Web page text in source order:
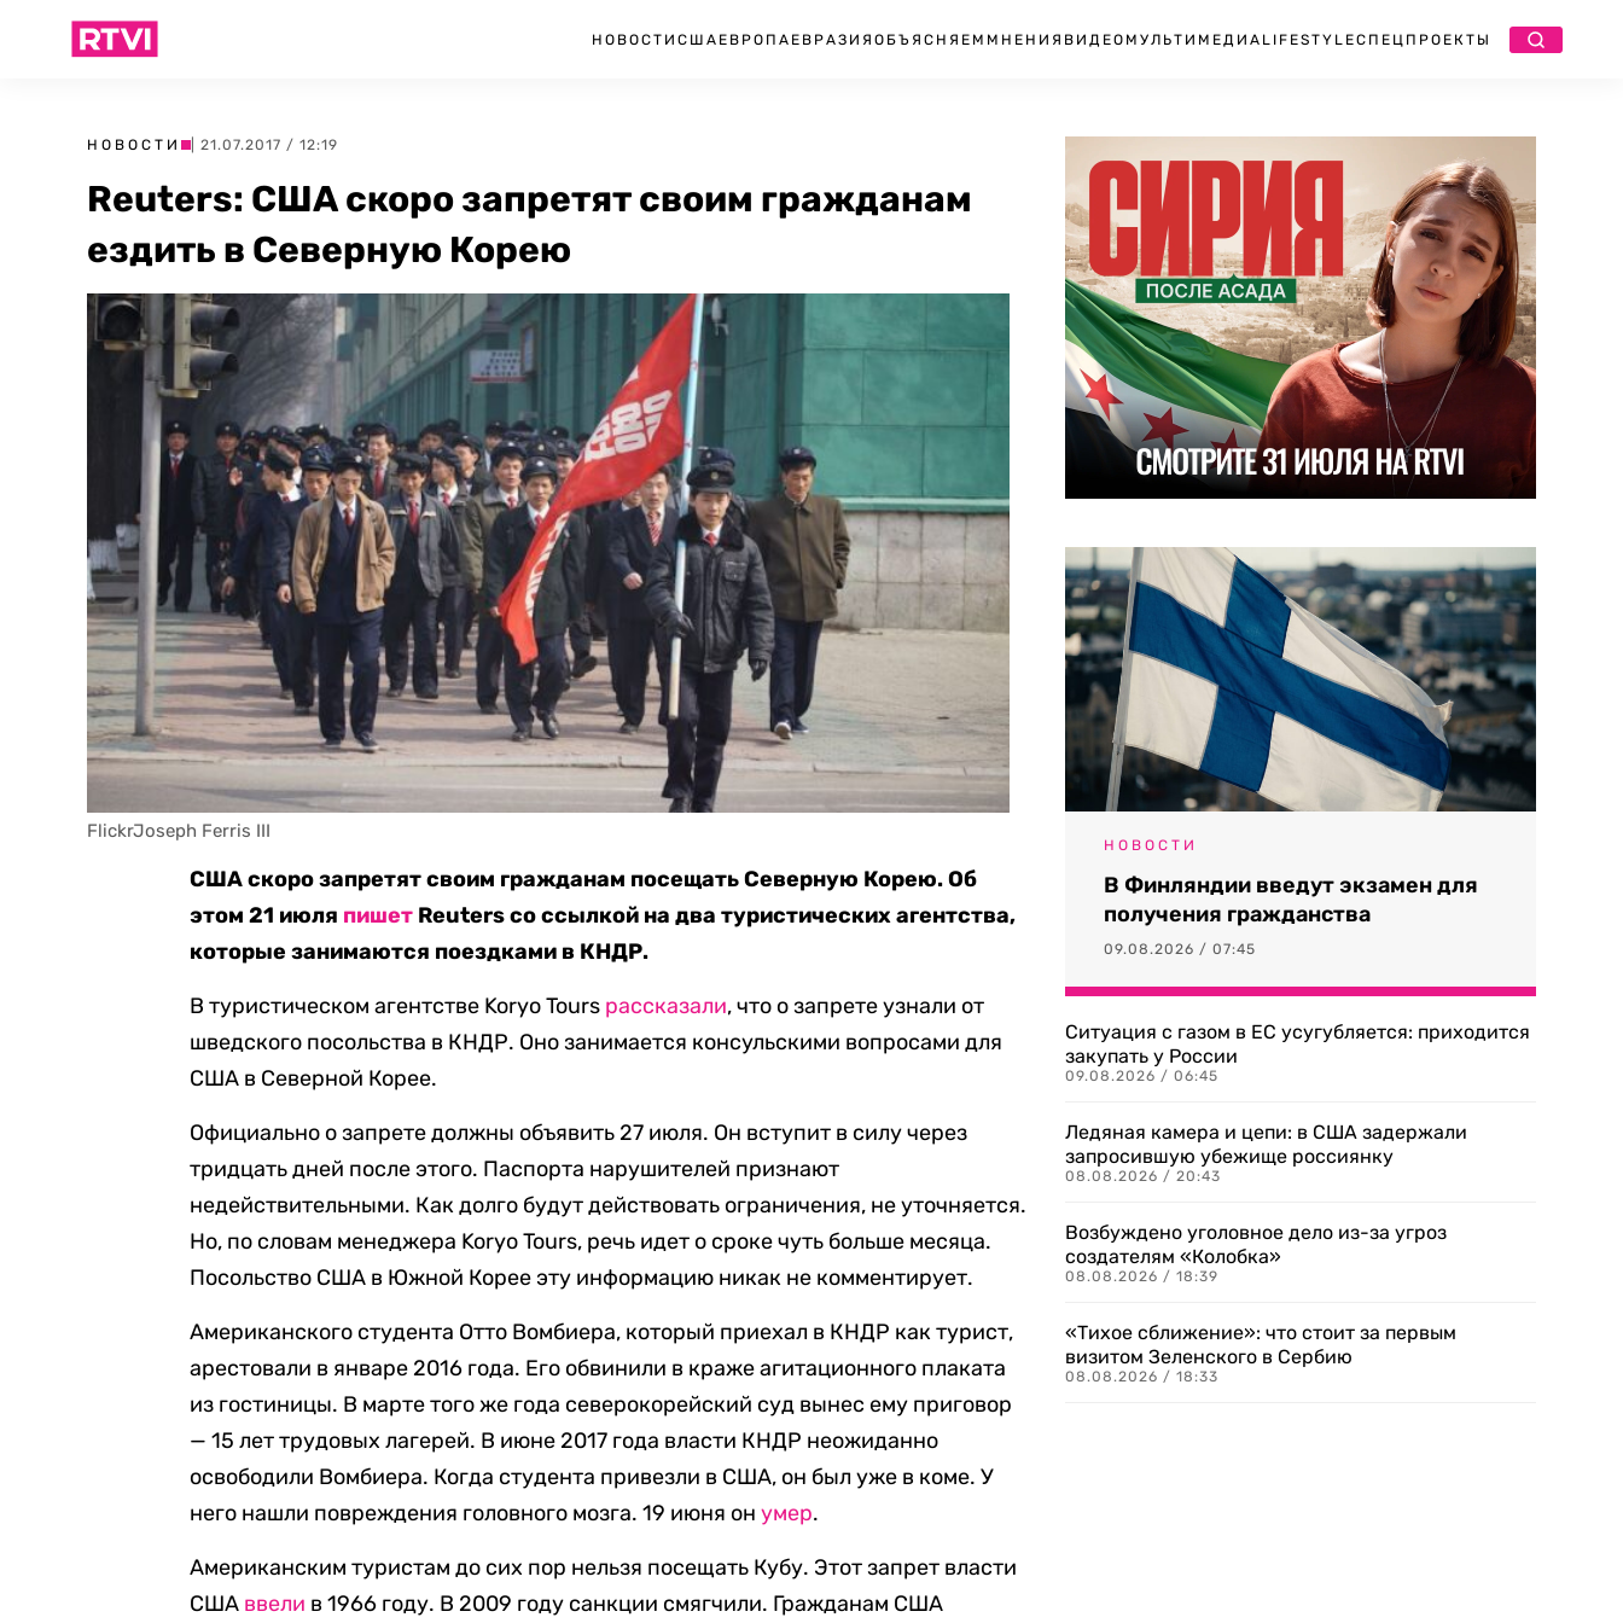
НОВОСТИ США ЕВРОПА ЕВРАЗИЯ ОБЪЯСНЯЕМ МНЕНИЯ ВИДЕО МУЛЬТИМЕДИА LIFESTYLEСПЕЦПРОЕКТЫ
НОВОСТИ | 21.07.2017 / 12:19
Reuters: США скоро запретят своим гражданам
ездить в Северную Корею
FlickrJoseph Ferris III
США скоро запретят своим гражданам посещать Северную Корею. Об
этом 21 июля пишет Reuters со ссылкой на два туристических агентства,
которые занимаются поездками в КНДР.
В туристическом агентстве Koryo Tours рассказали, что о запрете узнали от
шведского посольства в КНДР. Оно занимается консульскими вопросами для
США в Северной Корее.
Официально о запрете должны объявить 27 июля. Он вступит в силу через
тридцать дней после этого. Паспорта нарушителей признают
недействительными. Как долго будут действовать ограничения, не уточняется.
Но, по словам менеджера Koryo Tours, речь идет о сроке чуть больше месяца.
Посольство США в Южной Корее эту информацию никак не комментирует.
Американского студента Отто Вомбиера, который приехал в КНДР как турист,
арестовали в январе 2016 года. Его обвинили в краже агитационного плаката
из гостиницы. В марте того же года северокорейский суд вынес ему приговор
— 15 лет трудовых лагерей. В июне 2017 года власти КНДР неожиданно
освободили Вомбиера. Когда студента привезли в США, он был уже в коме. У
него нашли повреждения головного мозга. 19 июня онумер.
Американским туристам до сих пор нельзя посещать Кубу. Этот запрет власти
США ввели в 1966 году. В 2009 году санкции смягчили. Гражданам США
НОВОСТИ
В Финляндии введут экзамен для
получения гражданства
09.08.2026 / 07:45
Ситуация с газом в ЕС усугубляется: приходится
закупать у России
09.08.2026 / 06:45
Ледяная камера и цепи: в США задержали
запросившую убежище россиянку
08.08.2026 / 20:43
Возбуждено уголовное дело из-за угроз
создателям «Колобка»
08.08.2026 / 18:39
«Тихое сближение»: что стоит за первым
визитом Зеленского в Сербию
08.08.2026 / 18:33